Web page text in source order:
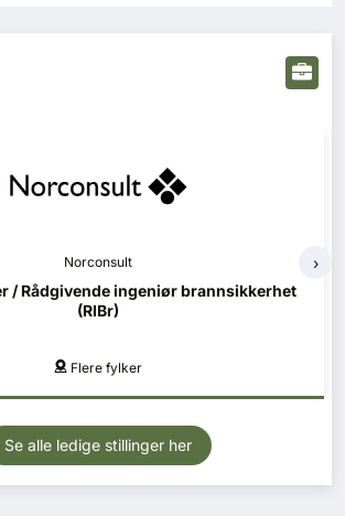
Norconsult
/ Rådgivende ingeniør brannsikkerhet
(RIBr)
Flere fylker
Norconsult
(RIB) - Helgeland
Mo i Rana, Mosjøen
›
Se alle ledige stillinger her